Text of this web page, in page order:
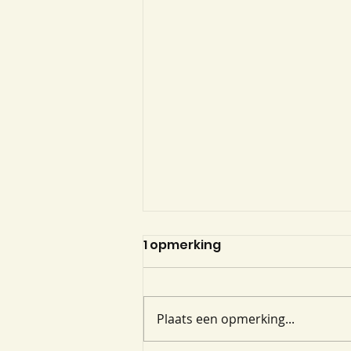
Regenboogbomen
1 opmerking
Plaats een opmerking...